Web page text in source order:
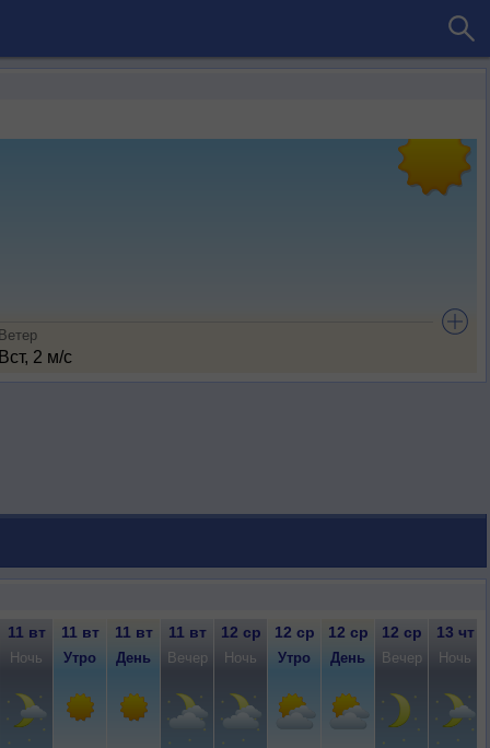
Ветер
Вст, 2 м/с
11 вт 11 вт 11 вт 11 вт 12 ср 12 ср 12 ср 12 ср 13 чт
Ночь Утро День Вечер Ночь Утро День Вечер Ночь